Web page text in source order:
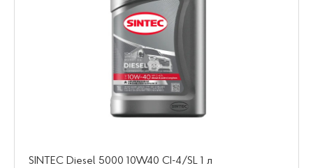
SINTEC Diesel 5000 10W40 CI-4/SL 1 л